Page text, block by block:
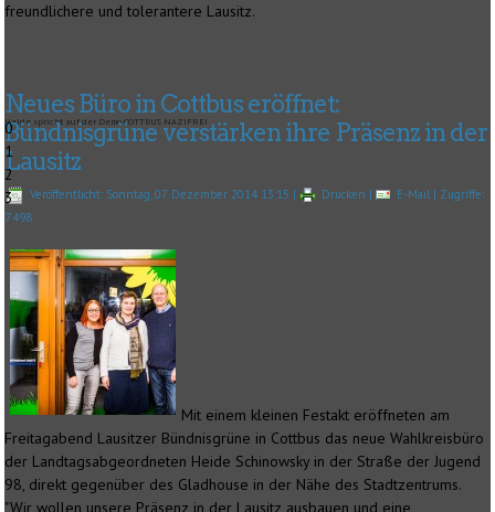
Heide spricht auf der Demo COTTBUS NAZIFREI
0
1
2
3
freundlichere und tolerantere Lausitz.
Neues Büro in Cottbus eröffnet:
Bündnisgrüne verstärken ihre Präsenz in der
Lausitz
Veröffentlicht: Sonntag, 07. Dezember 2014 13:15 | Drucken | E-Mail | Zugriffe:
7498
Mit einem kleinen Festakt eröffneten am
Freitagabend Lausitzer Bündnisgrüne in Cottbus das neue Wahlkreisbüro
der Landtagsabgeordneten Heide Schinowsky in der Straße der Jugend
98, direkt gegenüber des Gladhouse in der Nähe des Stadtzentrums.